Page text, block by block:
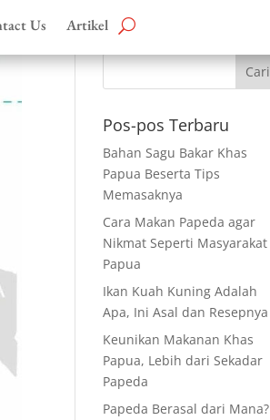
Us Artikel
Pos-pos Terbaru
Bahan Sagu Bakar Khas
Papua Beserta Tips
Memasaknya
Cara Makan Papeda agar
Nikmat Seperti Masyarakat
Papua
Ikan Kuah Kuning Adalah
Apa, Ini Asal dan Resepnya
Keunikan Makanan Khas
Papua, Lebih dari Sekadar
Papeda
Papeda Berasal dari Mana?